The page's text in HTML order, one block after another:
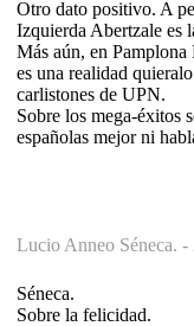
Otro dato positivo. A
Izquierda Abertzale es
Más aún, en
es una realidad
carlistones de UPN.
Sobre los mega-éxitos
españolas mejor ni
Lucio Anneo Séneca. -
Séneca.
Sobre la felicidad.